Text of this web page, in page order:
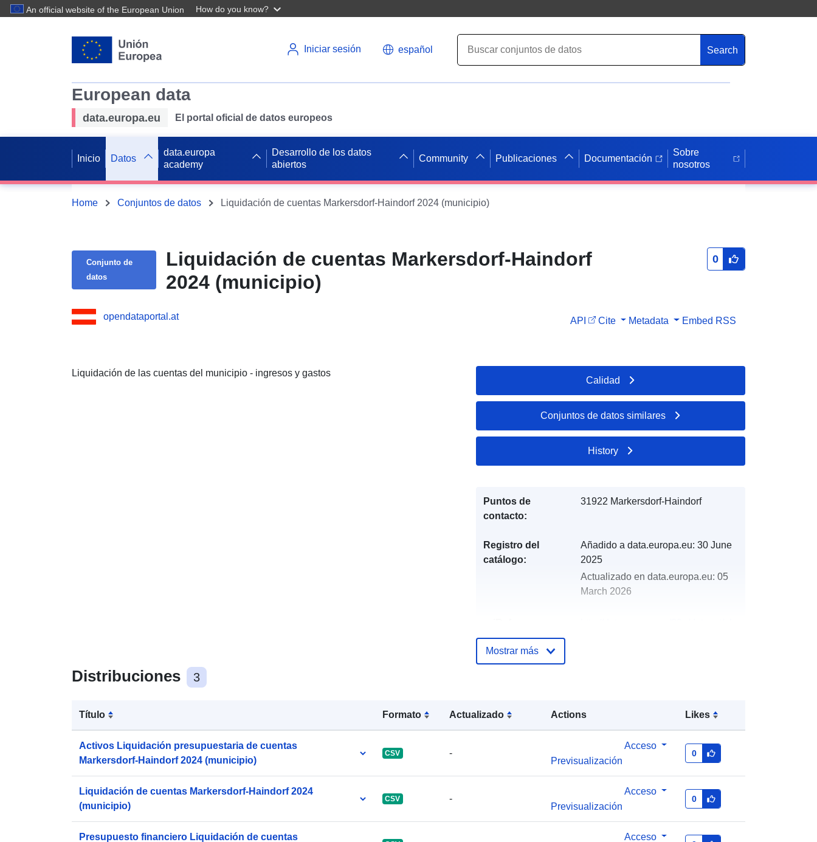
An official website of the European Union How do you know?
Iniciar sesión español Search
European data
data.europa.eu El portal oficial de datos europeos
Inicio Datos
data.europa
academy
Desarrollo de los datos
abiertos
Community Publicaciones Documentación
Sobre
nosotros
Home Conjuntos de datos Liquidación de cuentas Markersdorf-Haindorf 2024 (municipio)
Conjunto de
datos
Liquidación de cuentas Markersdorf-Haindorf
2024 (municipio)
0
opendataportal.at API Cite Metadata Embed RSS
Liquidación de las cuentas del municipio - ingresos y gastos
Distribuciones 3
Título Formato Actualizado Actions Likes
Activos Liquidación presupuestaria de cuentas
Markersdorf-Haindorf 2024 (municipio)
CSV -
Acceso
Previsualización
0
Liquidación de cuentas Markersdorf-Haindorf 2024
(municipio)
CSV -
Acceso
Previsualización
0
Presupuesto financiero Liquidación de cuentas
Acceso
Calidad
Conjuntos de datos similares
History
Puntos de
contacto:
31922 Markersdorf-Haindorf
Registro del
catálogo:
Añadido a data.europa.eu: 30 June
2025
Actualizado en data.europa.eu: 05
March 2026
Mostrar más